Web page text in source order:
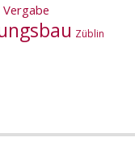
Vergabe
Züblin